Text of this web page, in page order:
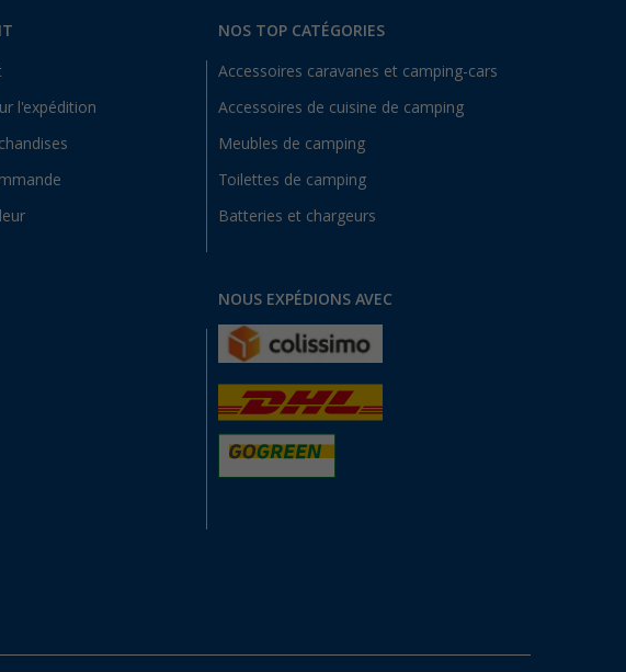
l'expédition
NOS TOP CATÉGORIES
Accessoires caravanes et camping-cars
Accessoires de cuisine de camping
Meubles de camping
Toilettes de camping
Batteries et chargeurs
NOUS EXPÉDIONS AVEC